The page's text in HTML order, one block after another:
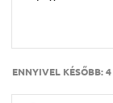
ENNYIVEL KÉSŐBB: